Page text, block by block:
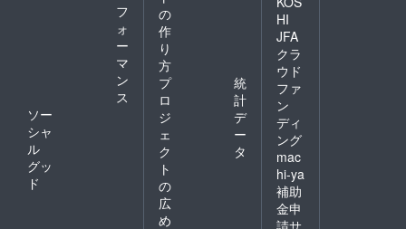
フ
ォ
ー
マ
ン
ス
ソー
シャ
ル
グッ
ド
の
作
り
方
プ
ロ
ジ
ェ
ク
ト
の
広
め
統
計
デ
ー
タ
HI
JFA
クラ
ウド
ファ
ン
ディ
ング
mac
hi-ya
補助
金申